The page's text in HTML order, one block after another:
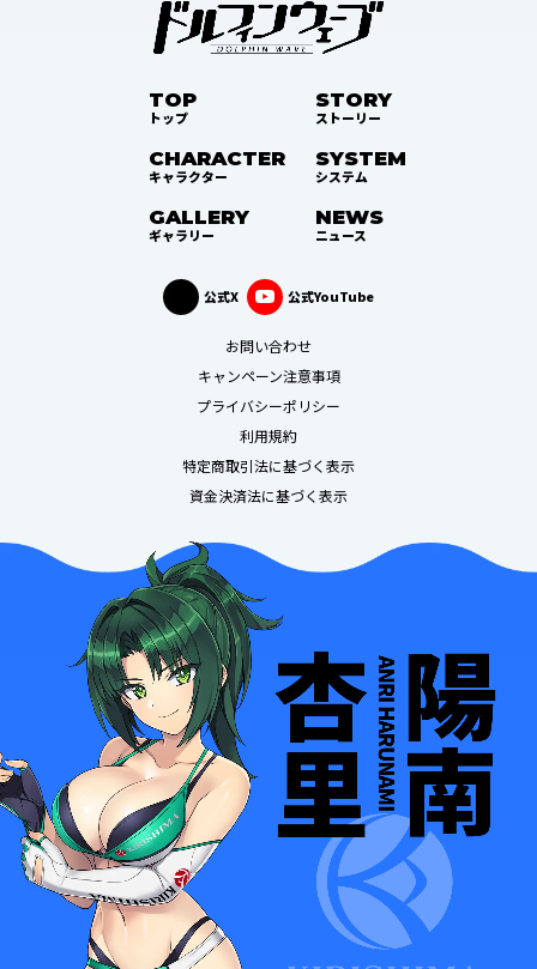
TOP
トップ
STORY
ストーリー
CHARACTER
キャラクター
SYSTEM
システム
GALLERY
ギャラリー
NEWS
ニュース
公式X 公式YouTube
お問い合わせ
キャンペーン注意事項
プライバシーポリシー
利用規約
特定商取引法に基づく表示
資金決済法に基づく表示